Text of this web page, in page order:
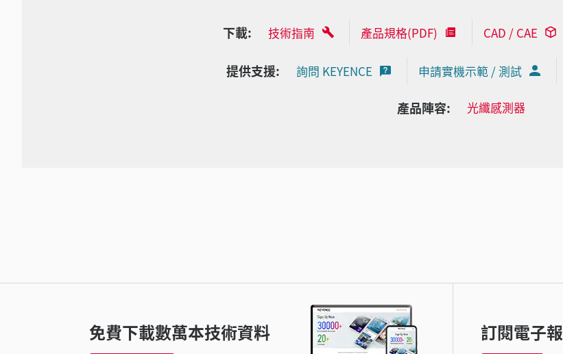
下載: 技術指南 產品規格(PDF) CAD / CAE
提供支援: 詢問 KEYENCE 申請實機示範 / 測試
產品陣容: 光纖感測器
免費下載數萬本技術資料 訂閱電子報